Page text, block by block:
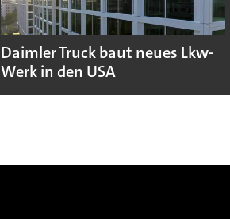
Daimler Truck baut neues Lkw-
Werk in den USA